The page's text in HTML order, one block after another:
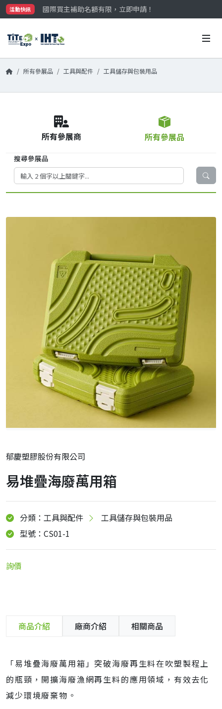
活動快訊
國際買主補助名額有限，立即申請！
參觀門票開放申請中‼️
國際買主補助名額有限，立即申請！
所有參展品 工具與配件 工具儲存與包裝用品
所有參展商 所有參展品
搜尋參展品
郁慶塑膠股份有限公司
易堆疊海廢萬用箱
分類：工具與配件
工具儲存與包裝用品
型號：CS01-1
詢價
商品介紹 廠商介紹 相關商品
「易堆疊海廢萬用箱」突破海廢再生料在吹塑製程上
的瓶頸，開擴海廢漁網再生料的應用領域，有效去化
減少環境廢棄物。